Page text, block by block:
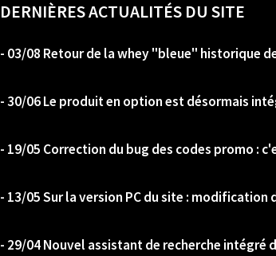
DERNIÈRES ACTUALITÉS DU SITE
- 03/08 Retour de la whey "bleue" historique
- 30/06 Le produit en option est désormais
- 19/05 Correction du bug des codes promo :
- 13/05 Sur la version PC du site :
- 29/04 Nouvel assistant de recherche intégré